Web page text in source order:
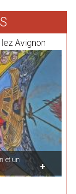
Avignon
et un